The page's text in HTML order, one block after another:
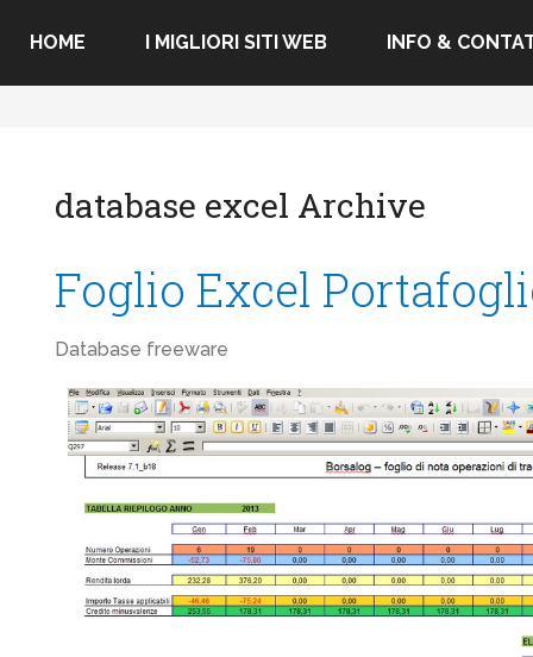
HOME I MIGLIORI SITI WEB INFO &
database excel Archive
Foglio Excel
Database freeware